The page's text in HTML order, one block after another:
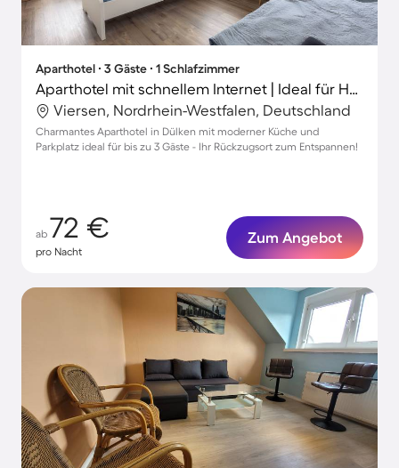
Aparthotel ∙ 3 Gäste ∙ 1 Schlafzimmer
Aparthotel mit schnellem Internet | Ideal für Homeoffice
Viersen, Nordrhein-Westfalen, Deutschland
Charmantes Aparthotel in Dülken mit moderner Küche und
Parkplatz ideal für bis zu 3 Gäste - Ihr Rückzugsort zum Entspannen!
ab 72 €
pro Nacht
Zum Angebot